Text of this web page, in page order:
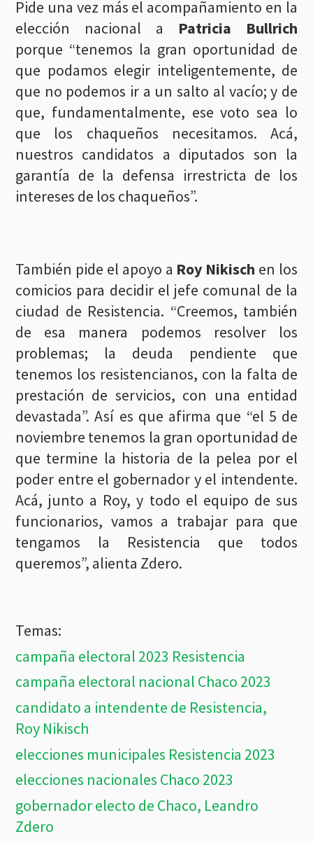
Pide una vez más el acompañamiento en la
elección nacional a Patricia Bullrich
porque “tenemos la gran oportunidad de
que podamos elegir inteligentemente, de
que no podemos ir a un salto al vacío; y de
que, fundamentalmente, ese voto sea lo
que los chaqueños necesitamos. Acá,
nuestros candidatos a diputados son la
garantía de la defensa irrestricta de los
intereses de los chaqueños”.
También pide el apoyo a Roy Nikisch en los
comicios para decidir el jefe comunal de la
ciudad de Resistencia. “Creemos, también
de esa manera podemos resolver los
problemas; la deuda pendiente que
tenemos los resistencianos, con la falta de
prestación de servicios, con una entidad
devastada”. Así es que afirma que “el 5 de
noviembre tenemos la gran oportunidad de
que termine la historia de la pelea por el
poder entre el gobernador y el intendente.
Acá, junto a Roy, y todo el equipo de sus
funcionarios, vamos a trabajar para que
tengamos la Resistencia que todos
queremos”, alienta Zdero.
campaña electoral 2023 Resistencia
campaña electoral nacional Chaco 2023
candidato a intendente de Resistencia,
Roy Nikisch
elecciones municipales Resistencia 2023
elecciones nacionales Chaco 2023
gobernador electo de Chaco, Leandro
Zdero